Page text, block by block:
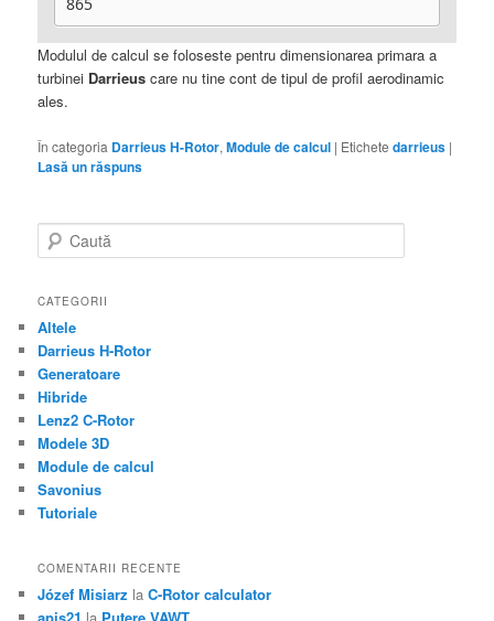
Modulul de calcul se foloseste pentru dimensionarea primara a
turbinei Darrieus care nu tine cont de tipul de profil aerodinamic
ales.
În categoria Darrieus H-Rotor,Module de calcul | Etichete darrieus |
Lasă un răspuns
a
tCATEGORII
Altele
Darrieus H-Rotor
Generatoare
Hibride
Lenz2 C-Rotor
Modele 3D
Module de calcul
Savonius
Tutoriale
COMENTARII RECENTE
Józef Misiarz laC-Rotor calculator
apis21 la Putere VAWT